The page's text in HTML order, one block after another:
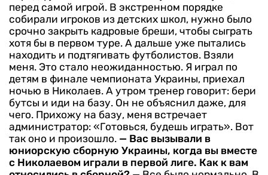
перед самой игрой. В экстренном порядке
собирали игроков из детских школ, нужно было
срочно закрыть кадровые бреши, чтобы сыграть
хотя бы в первом туре. А дальше уже пытались
находить и подтягивать футболистов. Взяли
меня. Это стало неожиданностью. Я играл по
детям в финале чемпионата Украины, приехал
ночью в Николаев. А утром тренер говорит: бери
бутсы и иди на базу. Он не объяснил даже, для
чего. Прихожу на базу, меня встречает
администратор: «Готовься, будешь играть». Вот
так оно и произошло. — Вас вызывали в
юниорскую сборную Украины, когда вы вместе
с Николаевом играли в первой лиге. Как к вам